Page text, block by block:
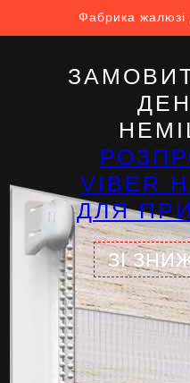
Фабрика жалюзі
VIBER
ДЛЯ
ЗІ